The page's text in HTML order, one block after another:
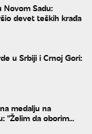
Novom Sadu:
devet teških krađa
u Srbiji i Crnoj Gori:
medalju na
"Želim da oborim